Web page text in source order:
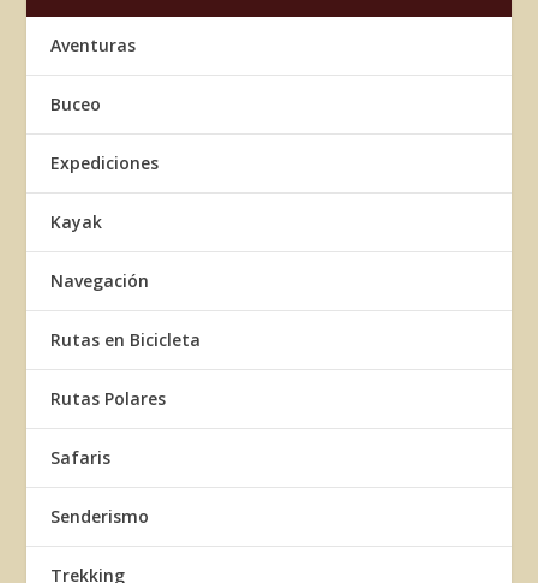
Aventuras
Buceo
Expediciones
Kayak
Navegación
Rutas en Bicicleta
Rutas Polares
Safaris
Senderismo
Trekking